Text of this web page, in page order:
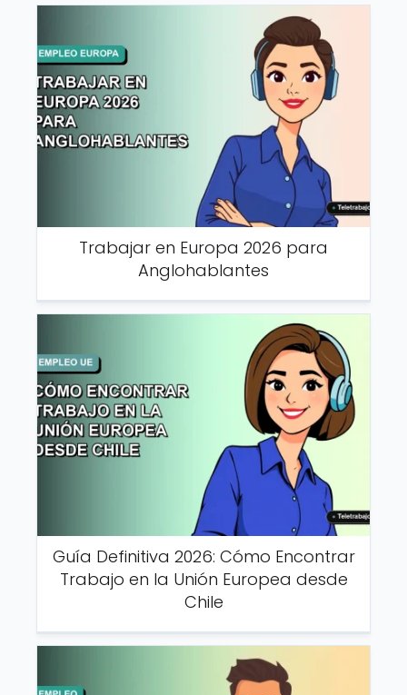
Trabajar en Europa 2026 para
Anglohablantes
Guía Definitiva 2026: Cómo Encontrar
Trabajo en la Unión Europea desde
Chile